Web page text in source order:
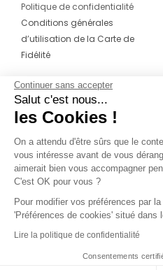
Politique de confidentialité
Conditions générales
d’utilisation de la Carte de
Fidélité
CONTACT
04 42 20 78 42
Du lundi au jeudi de 8h30 à 16h30 & le
vendredi de 8h30 à 15h30
Continuer sans accepter
Salut c'est nous...
les Cookies !
On a attendu d'être sûrs que le
vous intéresse avant de vous
aimerait bien vous accompagner
C'est OK pour vous ?
Pour modifier vos préférences par
'Préférences de cookies' situé dans
Lire la politique de confidentialité
Consentements